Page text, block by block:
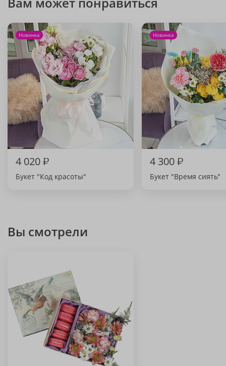
Новинка
4 020₽
Букет "Код красоты"
Новинка
4 300₽
Букет "Время сиять"
Вы смотрели